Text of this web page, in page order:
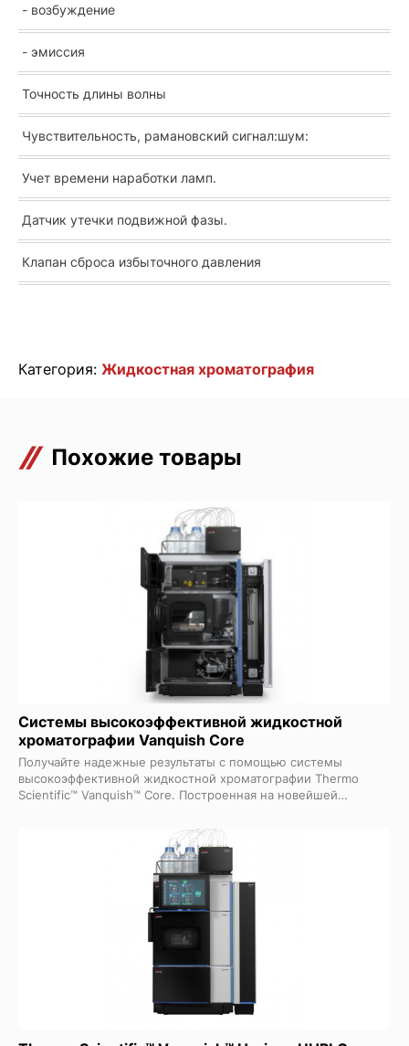
- возбуждение
- эмиссия
Точность длины волны
Чувствительность, рамановский сигнал:шум:
Учет времени наработки ламп.
Датчик утечки подвижной фазы.
Клапан сброса избыточного давления
Категория: Жидкостная хроматография
Похожие товары
Системы высокоэффективной жидкостной
хроматографии Vanquish Core
Получайте надежные результаты с помощью системы
высокоэффективной жидкостной хроматографии Thermo
Scientific™ Vanquish™ Core. Построенная на новейшей
система Vanquish Core HPLC позволяет вашей лаборатории
развиваться в соответствии с текущими и будущими
потребностями. Новые усовершенствования, такие как
мониторинг состояния системы и монитор растворителей
Vanquish Solvent Monitor, обеспечивают увеличение времени
продуктивной работы системы. Встроенный дисплей и
операторам поддерживать поток высококачественных
метода, включая настраиваемый объем задержки градиента,